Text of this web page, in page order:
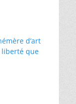
d’art
liberté que